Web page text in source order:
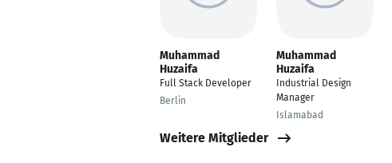
Muhammad
Huzaifa
Full Stack Developer
Berlin
Muhammad
Huzaifa
Industrial Design
Manager
Islamabad
Weitere Mitglieder